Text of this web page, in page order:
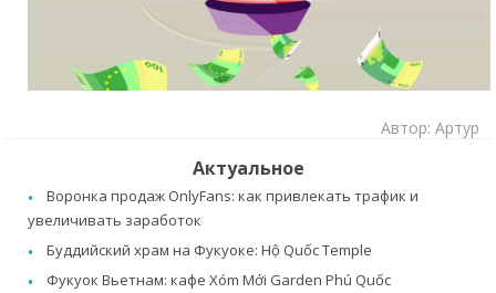
Автор: Артур
Актуальное
Воронка продаж OnlyFans: как привлекать трафик и
увеличивать заработок
Буддийский храм на Фукуоке: Hộ Quốc Temple
Фукуок Вьетнам: кафе Xóm Mới Garden Phú Quốc